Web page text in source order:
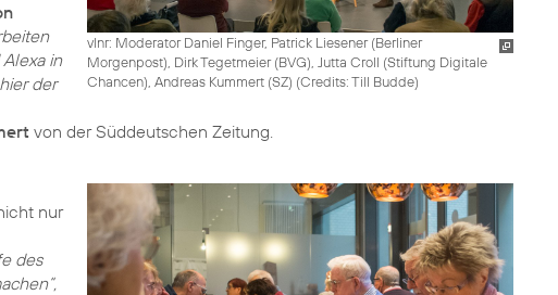
vlnr: Moderator Daniel Finger, Patrick Liesener (Berliner
Morgenpost), Dirk Tegetmeier (BVG), Jutta Croll (Stiftung Digitale
Chancen), Andreas Kummert (SZ) (Credits: Till Budde)
in
der
von der Süddeutschen Zeitung.
nur
des